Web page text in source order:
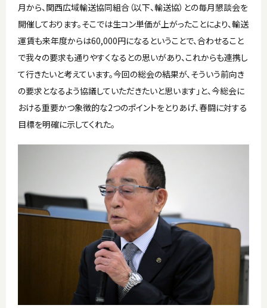
月から、関西広域輸送協同組合（以下、輸送協）との毎月懇談会を
開催しております。そこでは生コン単価が上がったことにより、輸送
運賃も来年度からは60,000円になるということで、合わせること
で我々の要求も通りやすくなるとの思いがあり、これからも連携し
て行きたいと考えています。今回の総会の結果が、そういう前向き
の要求となるよう協議していただきたいと思います」と、今総会に
おける重要かつ象徴的な2つのポイントをとりあげ、春闘に対する
目標を明確に示してくれた。